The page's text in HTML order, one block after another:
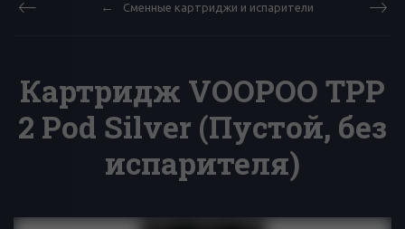
Сменные картриджи и испарители
Картридж VOOPOO TPP
2 Pod Silver (Пустой, без
испарителя)